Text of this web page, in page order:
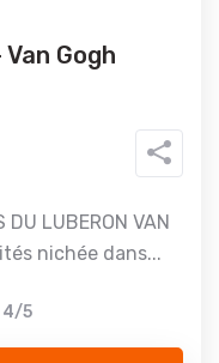
Gogh
DU LUBERON VAN
nichée dans...
4/5